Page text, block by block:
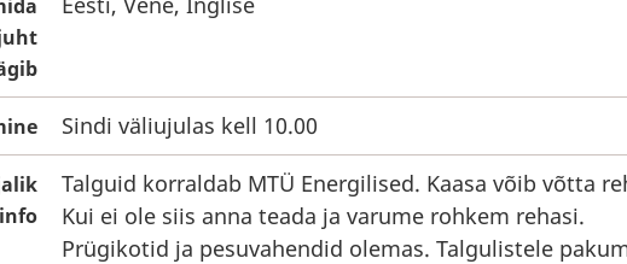
Sindi väliujulas kell 10.00
info
Talguid korraldab MTÜ Energilised. Kaasa võib võtta
Kui ei ole siis anna teada ja varume rohkem rehasi.
Prügikotid ja pesuvahendid olemas. Talgulistele